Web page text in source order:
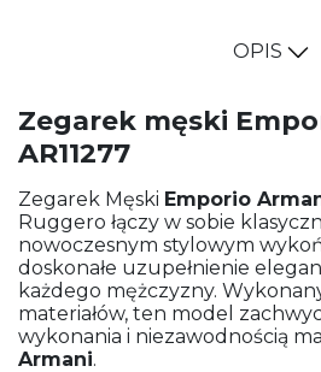
OPIS
Zegarek męski
AR11277
Zegarek Męski Emporio
Ruggero łączy w sobie
nowoczesnym stylowym
doskonałe uzupełnienie
każdego mężczyzny.
materiałów, ten model
wykonania i niezawodnością
Armani.